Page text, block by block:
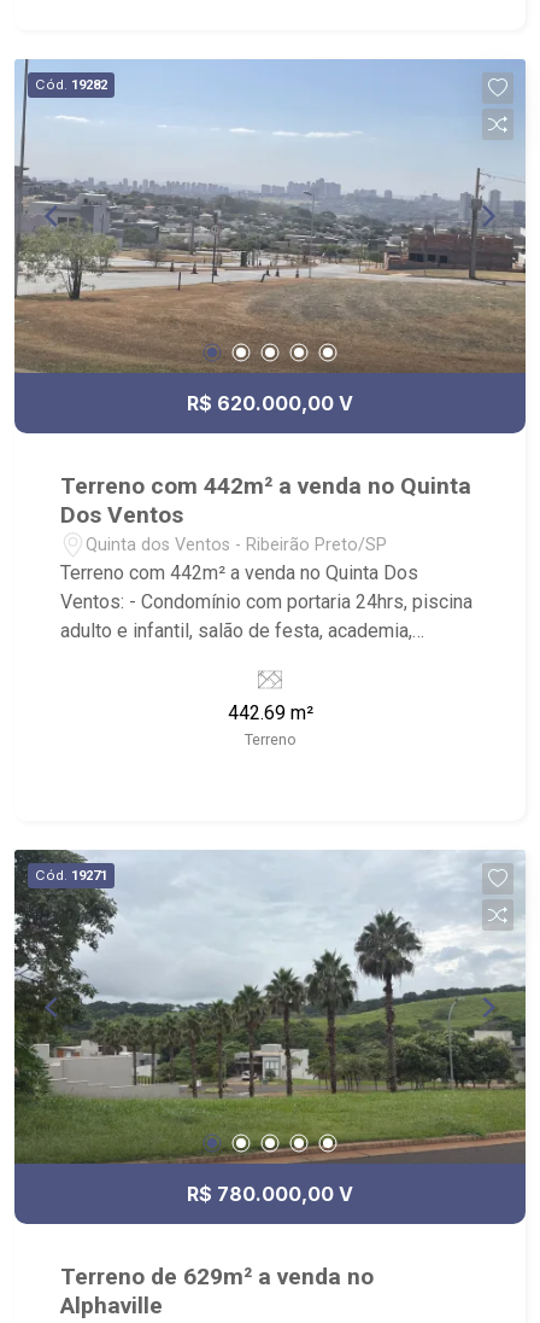
Cód. 19282
R$ 620.000,00 V
Terreno com 442m² a venda no Quinta
Dos Ventos
Quinta dos Ventos - Ribeirão Preto/SP
Terreno com 442m² a venda no Quinta Dos
Ventos: - Condomínio com portaria 24hrs, piscina
adulto e infantil, salão de festa, academia,
de tênis, quadra de squash e campo de futebol. -
Próximo ao Taiwan Centro de Eventos, Cenourão,
Leccatura Sorvete Artesanal, Colégio Concept e
442.69 m²
Terreno
Cód. 19271
R$ 780.000,00 V
Terreno de 629m² a venda no
Alphaville